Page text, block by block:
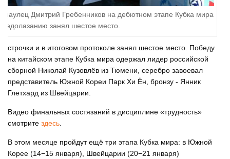
Дмитрий Гребенников на дебютном этапе Кубка мира
ледолазанию занял шестое место.
строчки и в итоговом протоколе занял шестое место. Победу
на китайском этапе Кубка мира одержал лидер российской
сборной Николай Кузовлёв из Тюмени, серебро завоевал
представитель Южной Кореи Парк Хи Ён, бронзу - Янник
Глетхард из Швейцарии.
Видео финальных состязаний в дисциплине «трудность»
смотрите здесь.
В этом месяце пройдут ещё три этапа Кубка мира: в Южной
Корее (14−15 января), Швейцарии (20−21 января)